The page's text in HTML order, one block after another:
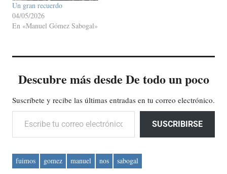
Un gran recuerdo
04/05/2026
En «Manuel Gómez Sabogal»
Descubre más desde De todo un poco
Suscríbete y recibe las últimas entradas en tu correo electrónico.
Escribe tu correo electrónico…
SUSCRIBIRSE
fuimos gomez manuel nos sabogal